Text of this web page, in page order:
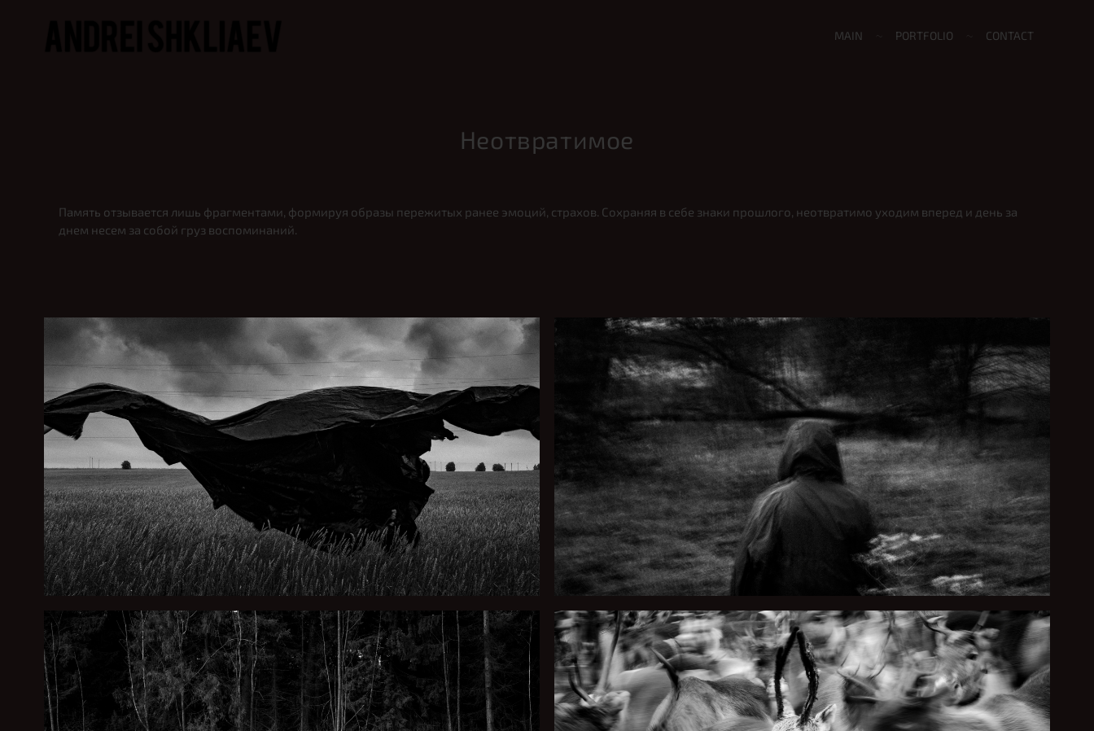
MAIN PORTFOLIO CONTACT
Неотвратимое
Память отзывается лишь фрагментами, формируя образы пережитых ранее эмоций, страхов. Сохраняя в себе знаки прошлого, неотвратимо уходим вперед и день за
днем несем за собой груз воспоминаний.